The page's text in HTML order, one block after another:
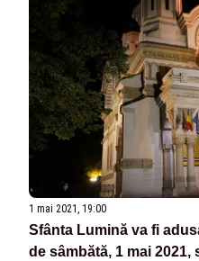
1 mai 2021, 19:00
Sfânta Lumină va fi
de sâmbătă, 1 mai 2021,